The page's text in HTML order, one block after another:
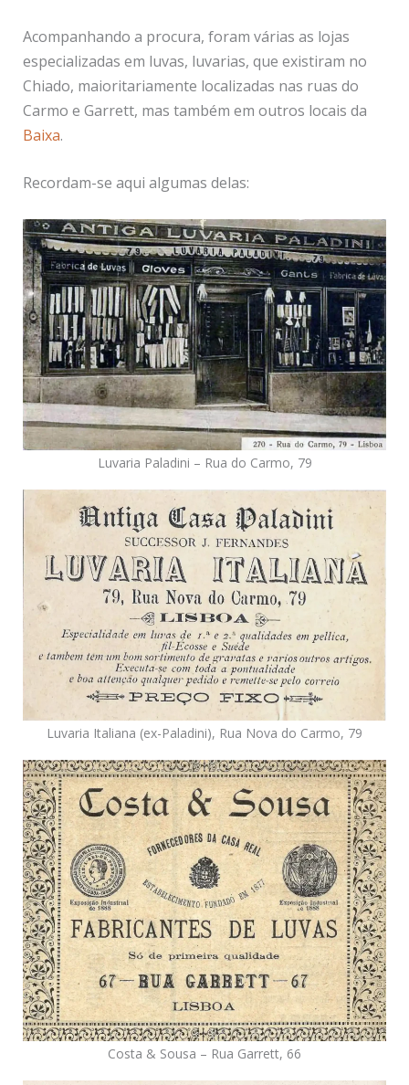
Acompanhando a procura, foram várias as lojas
especializadas em luvas, luvarias, que existiram no
Chiado, maioritariamente localizadas nas ruas do
Carmo e Garrett, mas também em outros locais da
Baixa.
Recordam-se aqui algumas delas:
Luvaria Paladini – Rua do Carmo, 79
Luvaria Italiana (ex-Paladini), Rua Nova do Carmo, 79
Costa & Sousa – Rua Garrett, 66